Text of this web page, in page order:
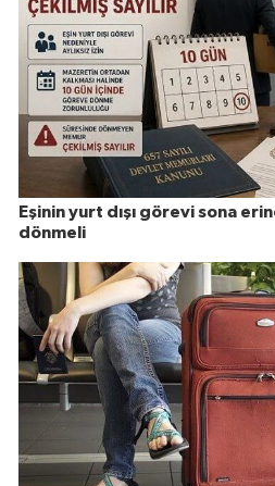
Eşinin yurt dışı görevi sona
dönmeli